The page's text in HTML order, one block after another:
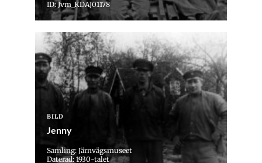
ID: Jvm_KDAJ01178
BILD
Jenny
Samling: Järnvägsmuseet
Daterad: 1930-talet